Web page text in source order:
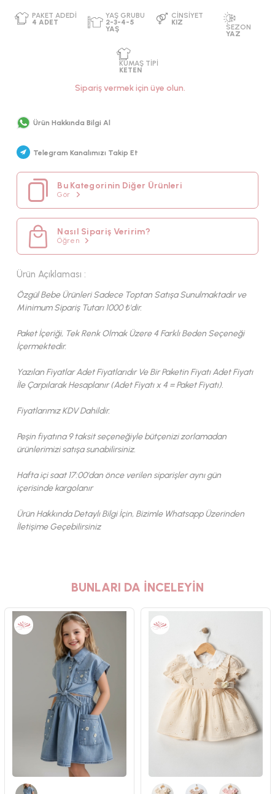
YAŞ GRUBU
YAŞ
Sipariş vermek için üye olun.
Ürün Hakkında Bilgi Al
Telegram Kanalımızı Takip Et
Bu Kategorinin Diğer Ürünleri
Gör
Nasıl Sipariş Veririm?
Öğren
Ürün Açıklaması :
Özgül Bebe Ürünleri Sadece Toptan Satışa Sunulmaktadır ve
Minimum Sipariş Tutarı 1000 ₺'dir.
Paket İçeriği, Tek Renk Olmak Üzere 4 Farklı Beden Seçeneği
İçermektedir.
Yazılan Fiyatlar Adet Fiyatlarıdır Ve Bir Paketin Fiyatı Adet Fiyatı
İle Çarpılarak Hesaplanır (Adet Fiyatı x 4 = Paket Fiyatı).
Fiyatlarımız KDV Dahildir.
Peşin fiyatına 9 taksit seçeneğiyle bütçenizi zorlamadan
ürünlerimizi satışa sunabilirsiniz.
Hafta içi saat 17:00'dan önce verilen siparişler aynı gün
içerisinde kargolanır
Ürün Hakkında Detaylı Bilgi İçin, Bizimle Whatsapp Üzerinden
İletişime Geçebilirsiniz
BUNLARI DA İNCELEYİN